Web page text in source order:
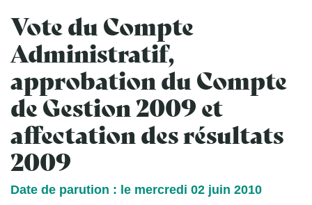
Vote du Compte
Administratif,
approbation du Compte
de Gestion 2009 et
affectation des résultats
2009
Date de parution : le mercredi 02 juin 2010